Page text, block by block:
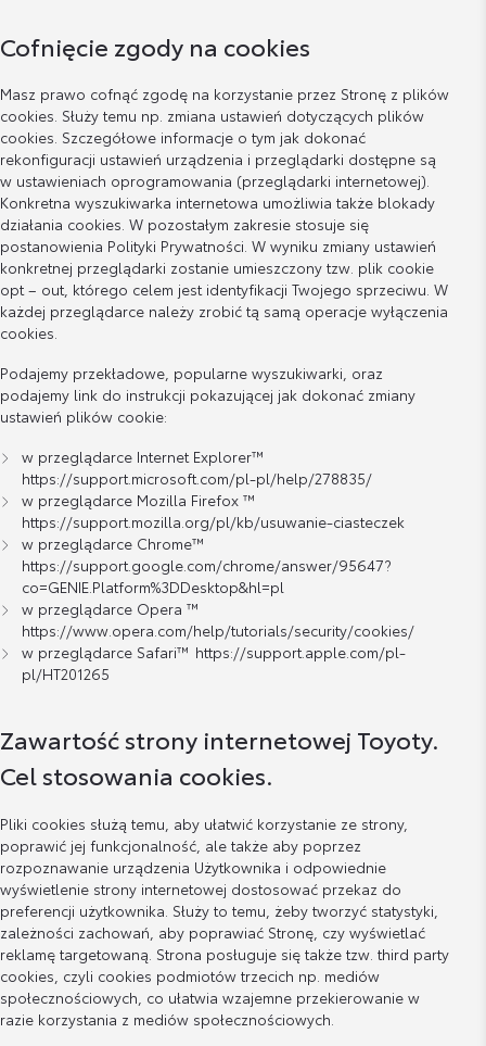
Cofnięcie zgody na cookies
Masz prawo cofnąć zgodę na korzystanie przez Stronę z plików
cookies. Służy temu np. zmiana ustawień dotyczących plików
cookies. Szczegółowe informacje o tym jak dokonać
rekonfiguracji ustawień urządzenia i przeglądarki dostępne są
w ustawieniach oprogramowania (przeglądarki internetowej).
Konkretna wyszukiwarka internetowa umożliwia także blokady
działania cookies. W pozostałym zakresie stosuje się
postanowienia Polityki Prywatności. W wyniku zmiany ustawień
konkretnej przeglądarki zostanie umieszczony tzw. plik cookie
opt – out, którego celem jest identyfikacji Twojego sprzeciwu. W
każdej przeglądarce należy zrobić tą samą operacje wyłączenia
cookies.
Podajemy przekładowe, popularne wyszukiwarki, oraz
podajemy link do instrukcji pokazującej jak dokonać zmiany
ustawień plików cookie:
w przeglądarce Internet Explorer™
https://support.microsoft.com/pl-pl/help/278835/
w przeglądarce Mozilla Firefox ™
https://support.mozilla.org/pl/kb/usuwanie-ciasteczek
w przeglądarce Chrome™
https://support.google.com/chrome/answer/95647?
co=GENIE.Platform%3DDesktop&hl=pl
w przeglądarce Opera ™
https://www.opera.com/help/tutorials/security/cookies/
w przeglądarce Safari™ https://support.apple.com/pl-
pl/HT201265
Zawartość strony internetowej Toyoty.
Cel stosowania cookies.
Pliki cookies służą temu, aby ułatwić korzystanie ze strony,
poprawić jej funkcjonalność, ale także aby poprzez
rozpoznawanie urządzenia Użytkownika i odpowiednie
wyświetlenie strony internetowej dostosować przekaz do
preferencji użytkownika. Służy to temu, żeby tworzyć statystyki,
zależności zachowań, aby poprawiać Stronę, czy wyświetlać
reklamę targetowaną. Strona posługuje się także tzw. third party
cookies, czyli cookies podmiotów trzecich np. mediów
społecznościowych, co ułatwia wzajemne przekierowanie w
razie korzystania z mediów społecznościowych.